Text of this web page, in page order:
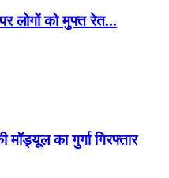
लोगों को मुफ्त रेत...
का गुर्गा गिरफ्तार